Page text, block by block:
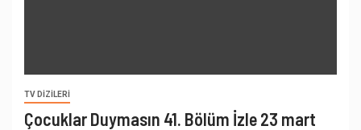
TV DIZILERI
Çocuklar Duymasın 41. Bölüm İzle 23 mart